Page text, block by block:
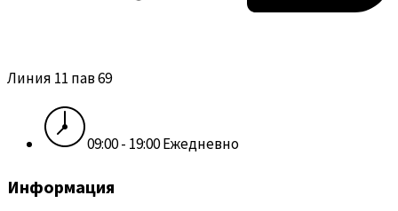
Линия 11 пав 69
09:00 - 19:00 Ежедневно
Информация